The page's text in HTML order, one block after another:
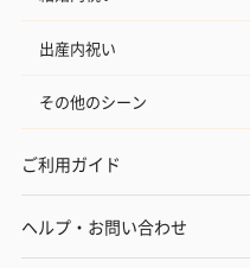
出産内祝い
その他のシーン
ご利用ガイド
ヘルプ・お問い合わせ